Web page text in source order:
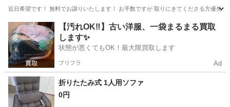
近日希望です！ 無料でお譲りいたします！ お手数ですが 取りにきてくださる方優先
東京 港区 六本木駅 椅子 上げ下げ
【汚れOK‼️】古い洋服、一袋まるまる買取
します✨
状態が悪くてもOK！最大限買取します
プリフラ Ad
折りたたみ式 1人用ソファ
0円